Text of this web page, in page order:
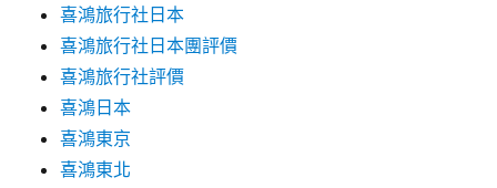
喜鴻旅行社日本
喜鴻旅行社日本團評價
喜鴻旅行社評價
喜鴻日本
喜鴻東京
喜鴻東北